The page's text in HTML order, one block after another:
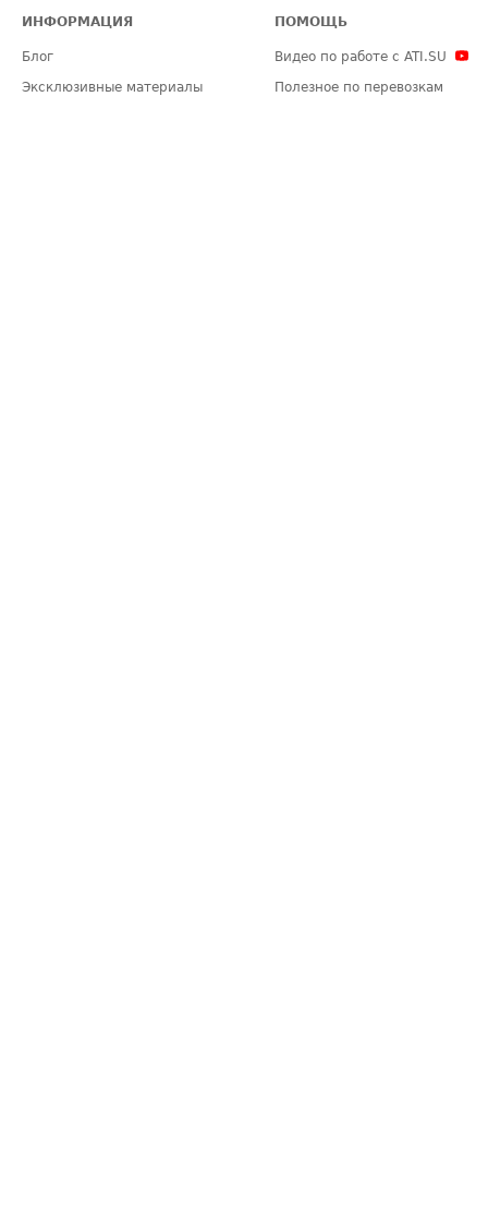
ИНФОРМАЦИЯ
Блог
Эксклюзивные материалы
ПОМОЩЬ
Видео по работе с ATI.SU
Полезное по перевозкам